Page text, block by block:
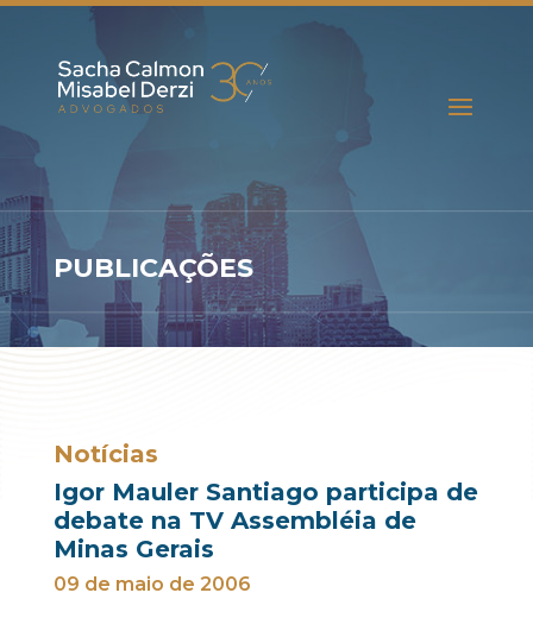
PUBLICAÇÕES
Notícias
Igor Mauler Santiago participa de
debate na TV Assembléia de
Minas Gerais
09 de maio de 2006